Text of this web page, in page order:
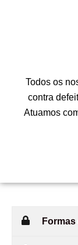
Todos os
contra
Atuamos